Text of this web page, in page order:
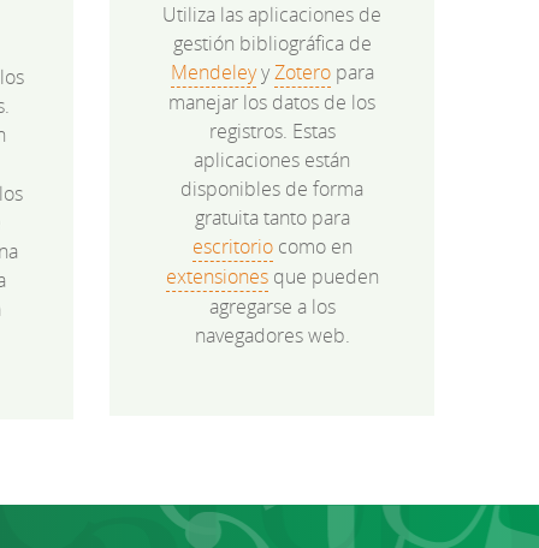
Utiliza las aplicaciones de
gestión bibliográfica de
MendeleyyZoteropara
manejar los datos de los
registros. Estas
aplicaciones están
disponibles de forma
gratuita tanto para
escritoriocomo en
extensionesque pueden
agregarse a los
navegadores web.